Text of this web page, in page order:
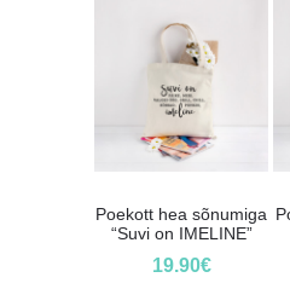
Poekott hea sõnumiga
“Suvi on IMELINE”
19.90€